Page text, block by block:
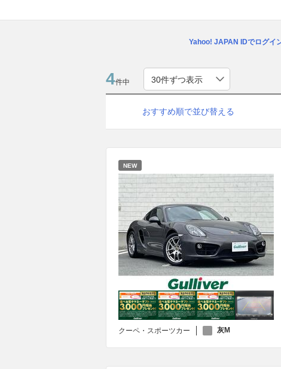
Yahoo! JAPAN IDでログイ
4件中
おすすめ順で並び替える
NEW
クーペ・スポーツカー 灰M